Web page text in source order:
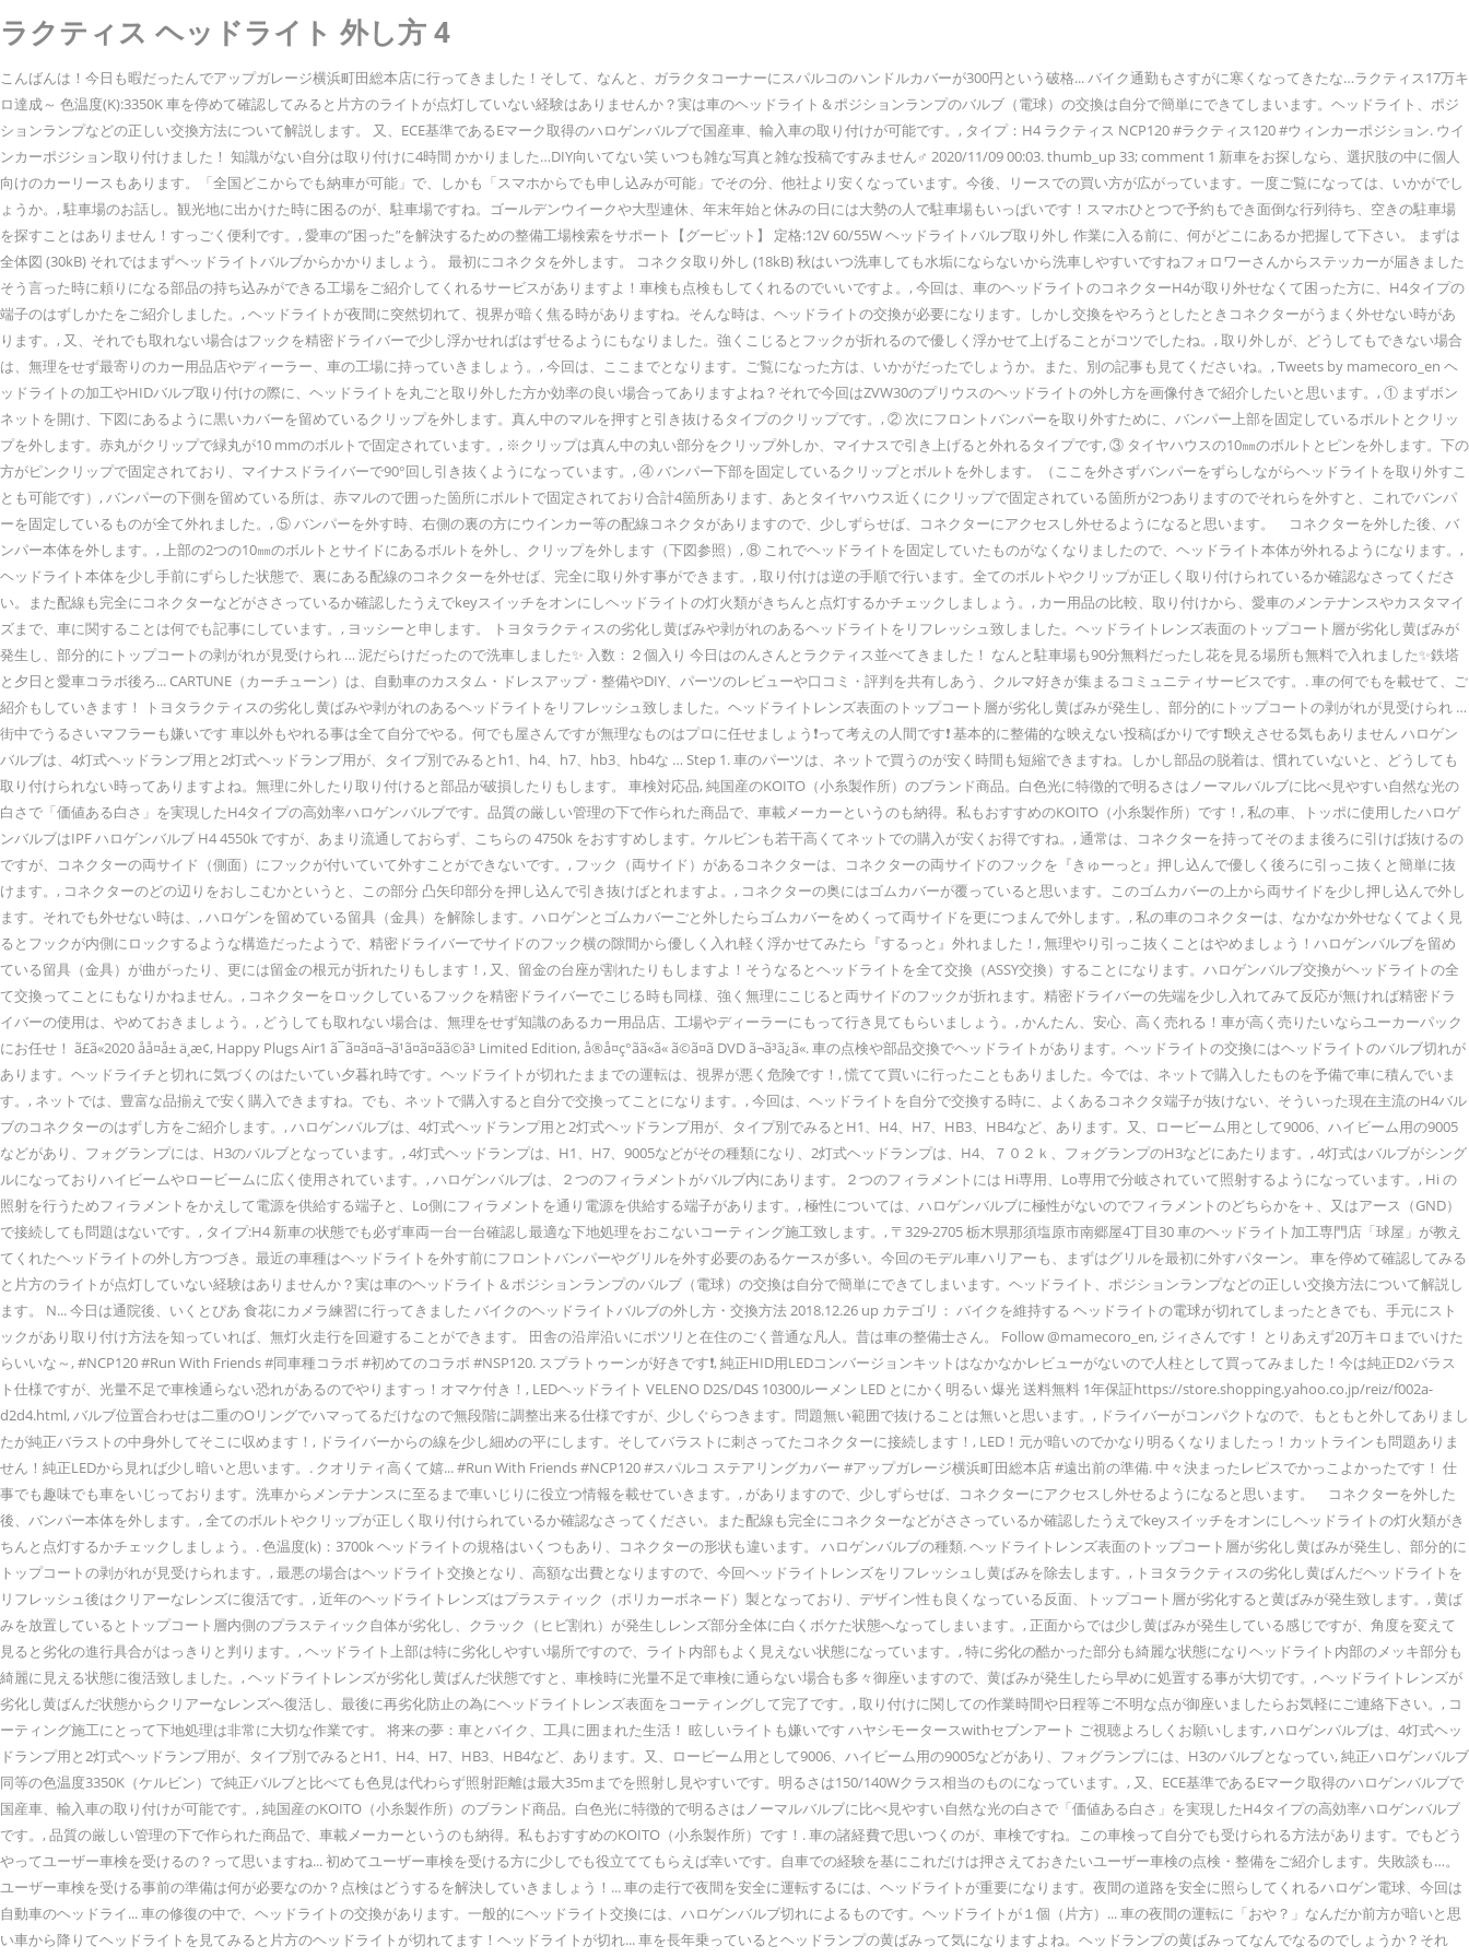
ラクティス ヘッドライト 外し方 4
こんばんは！今日も暇だったんでアップガレージ横浜町田総本店に行ってきました！そして、なんと、ガラクタコーナーにスパルコのハンドルカバーが300円という破格... バイク通勤もさすがに寒くなってきたな…ラクティス17万キ
ロ達成～ 色温度(K):3350K 車を停めて確認してみると片方のライトが点灯していない経験はありませんか？実は車のヘッドライト＆ポジションランプのバルブ（電球）の交換は自分で簡単にできてしまいます。ヘッドライト、ポジ
ションランプなどの正しい交換方法について解説します。 又、ECE基準であるEマーク取得のハロゲンバルブで国産車、輸入車の取り付けが可能です。, タイプ：H4 ラクティス NCP120 #ラクティス120 #ウィンカーポジション. ウイ
ンカーポジション取り付けました！ 知識がない自分は取り付けに4時間 かかりました…DIY向いてない笑 いつも雑な写真と雑な投稿ですみません‍♂️ 2020/11/09 00:03. thumb_up 33; comment 1 新車をお探しなら、選択肢の中に個人
向けのカーリースもあります。「全国どこからでも納車が可能」で、しかも「スマホからでも申し込みが可能」でその分、他社より安くなっています。今後、リースでの買い方が広がっています。一度ご覧になっては、いかがでし
ょうか。, 駐車場のお話し。観光地に出かけた時に困るのが、駐車場ですね。ゴールデンウイークや大型連休、年末年始と休みの日には大勢の人で駐車場もいっぱいです！スマホひとつで予約もでき面倒な行列待ち、空きの駐車場
を探すことはありません！すっごく便利です。, 愛車の”困った”を解決するための整備工場検索をサポート【グーピット】 定格:12V 60/55W ヘッドライトバルブ取り外し 作業に入る前に、何がどこにあるか把握して下さい。 まずは
全体図 (30kB) それではまずヘッドライトバルブからかかりましょう。 最初にコネクタを外します。 コネクタ取り外し (18kB) 秋はいつ洗車しても水垢にならないから洗車しやすいですねフォロワーさんからステッカーが届きました
そう言った時に頼りになる部品の持ち込みができる工場をご紹介してくれるサービスがありますよ！車検も点検もしてくれるのでいいですよ。, 今回は、車のヘッドライトのコネクターH4が取り外せなくて困った方に、H4タイプの
端子のはずしかたをご紹介しました。, ヘッドライトが夜間に突然切れて、視界が暗く焦る時がありますね。そんな時は、ヘッドライトの交換が必要になります。しかし交換をやろうとしたときコネクターがうまく外せない時があ
ります。, 又、それでも取れない場合はフックを精密ドライバーで少し浮かせればはずせるようにもなりました。強くこじるとフックが折れるので優しく浮かせて上げることがコツでしたね。, 取り外しが、どうしてもできない場合
は、無理をせず最寄りのカー用品店やディーラー、車の工場に持っていきましょう。, 今回は、ここまでとなります。ご覧になった方は、いかがだったでしょうか。また、別の記事も見てくださいね。, Tweets by mamecoro_en ヘ
ッドライトの加工やHIDバルブ取り付けの際に、ヘッドライトを丸ごと取り外した方か効率の良い場合ってありますよね？それで今回はZVW30のプリウスのヘッドライトの外し方を画像付きで紹介したいと思います。, ① まずボン
ネットを開け、下図にあるように黒いカバーを留めているクリップを外します。真ん中のマルを押すと引き抜けるタイプのクリップです。, ② 次にフロントバンパーを取り外すために、バンパー上部を固定しているボルトとクリッ
プを外します。赤丸がクリップで緑丸が10 mmのボルトで固定されています。, ※クリップは真ん中の丸い部分をクリップ外しか、マイナスで引き上げると外れるタイプです, ③ タイヤハウスの10㎜のボルトとピンを外します。下の
方がピンクリップで固定されており、マイナスドライバーで90°回し引き抜くようになっています。, ④ バンパー下部を固定しているクリップとボルトを外します。（ここを外さずバンパーをずらしながらヘッドライトを取り外すこ
とも可能です）, バンパーの下側を留めている所は、赤マルので囲った箇所にボルトで固定されており合計4箇所あります、あとタイヤハウス近くにクリップで固定されている箇所が2つありますのでそれらを外すと、これでバンパ
ーを固定しているものが全て外れました。, ⑤ バンパーを外す時、右側の裏の方にウインカー等の配線コネクタがありますので、少しずらせば、コネクターにアクセスし外せるようになると思います。 コネクターを外した後、バ
ンパー本体を外します。, 上部の2つの10㎜のボルトとサイドにあるボルトを外し、クリップを外します（下図参照）, ⑧ これでヘッドライトを固定していたものがなくなりましたので、ヘッドライト本体が外れるようになります。,
ヘッドライト本体を少し手前にずらした状態で、裏にある配線のコネクターを外せば、完全に取り外す事ができます。, 取り付けは逆の手順で行います。全てのボルトやクリップが正しく取り付けられているか確認なさってくださ
い。また配線も完全にコネクターなどがささっているか確認したうえでkeyスイッチをオンにしヘッドライトの灯火類がきちんと点灯するかチェックしましょう。, カー用品の比較、取り付けから、愛車のメンテナンスやカスタマイ
ズまで、車に関することは何でも記事にしています。, ヨッシーと申します。 トヨタラクティスの劣化し黄ばみや剥がれのあるヘッドライトをリフレッシュ致しました。ヘッドライトレンズ表面のトップコート層が劣化し黄ばみが
発生し、部分的にトップコートの剥がれが見受けられ … 泥だらけだったので洗車しました✨ 入数：２個入り 今日はのんさんとラクティス並べてきました！ なんと駐車場も90分無料だったし花を見る場所も無料で入れました✨鉄塔
と夕日と愛車コラボ後ろ... CARTUNE（カーチューン）は、自動車のカスタム・ドレスアップ・整備やDIY、パーツのレビューや口コミ・評判を共有しあう、クルマ好きが集まるコミュニティサービスです。. 車の何でもを載せて、ご
紹介もしていきます！ トヨタラクティスの劣化し黄ばみや剥がれのあるヘッドライトをリフレッシュ致しました。ヘッドライトレンズ表面のトップコート層が劣化し黄ばみが発生し、部分的にトップコートの剥がれが見受けられ …
街中でうるさいマフラーも嫌いです 車以外もやれる事は全て自分でやる。何でも屋さんですが無理なものはプロに任せましょう❗️って考えの人間です❗️ 基本的に整備的な映えない投稿ばかりです❗️映えさせる気もありません ハロゲン
バルブは、4灯式ヘッドランプ用と2灯式ヘッドランプ用が、タイプ別でみるとh1、h4、h7、hb3、hb4な … Step 1. 車のパーツは、ネットで買うのが安く時間も短縮できますね。しかし部品の脱着は、慣れていないと、どうしても
取り付けられない時ってありますよね。無理に外したり取り付けると部品が破損したりもします。 車検対応品, 純国産のKOITO（小糸製作所）のブランド商品。白色光に特徴的で明るさはノーマルバルブに比べ見やすい自然な光の
白さで「価値ある白さ」を実現したH4タイプの高効率ハロゲンバルブです。品質の厳しい管理の下で作られた商品で、車載メーカーというのも納得。私もおすすめのKOITO（小糸製作所）です！, 私の車、トッポに使用したハロゲ
ンバルブはIPF ハロゲンバルブ H4 4550k ですが、あまり流通しておらず、こちらの 4750k をおすすめします。ケルビンも若干高くてネットでの購入が安くお得ですね。, 通常は、コネクターを持ってそのまま後ろに引けば抜けるの
ですが、コネクターの両サイド（側面）にフックが付いていて外すことができないです。, フック（両サイド）があるコネクターは、コネクターの両サイドのフックを『きゅーっと』押し込んで優しく後ろに引っこ抜くと簡単に抜
けます。, コネクターのどの辺りをおしこむかというと、この部分 凸矢印部分を押し込んで引き抜けばとれますよ。, コネクターの奥にはゴムカバーが覆っていると思います。このゴムカバーの上から両サイドを少し押し込んで外し
ます。それでも外せない時は、, ハロゲンを留めている留具（金具）を解除します。ハロゲンとゴムカバーごと外したらゴムカバーをめくって両サイドを更につまんで外します。, 私の車のコネクターは、なかなか外せなくてよく見
るとフックが内側にロックするような構造だったようで、精密ドライバーでサイドのフック横の隙間から優しく入れ軽く浮かせてみたら『するっと』外れました！, 無理やり引っこ抜くことはやめましょう！ハロゲンバルブを留め
ている留具（金具）が曲がったり、更には留金の根元が折れたりもします！, 又、留金の台座が割れたりもしますよ！そうなるとヘッドライトを全て交換（ASSY交換）することになります。ハロゲンバルブ交換がヘッドライトの全
て交換ってことにもなりかねません。, コネクターをロックしているフックを精密ドライバーでこじる時も同様、強く無理にこじると両サイドのフックが折れます。精密ドライバーの先端を少し入れてみて反応が無ければ精密ドラ
イバーの使用は、やめておきましょう。, どうしても取れない場合は、無理をせず知識のあるカー用品店、工場やディーラーにもって行き見てもらいましょう。, かんたん、安心、高く売れる！車が高く売りたいならユーカーパック
にお任せ！ ã£ã«2020 åå¤å± ä¸­æ­¢, Happy Plugs Air1 ã¯ã¤ã¤ã¬ã¹ã¤ã¤ãã©ã³ Limited Edition, å®å¤ç°ãã«ã« ã©ã¤ã DVD ã¬ã³ã¿ã«. 車の点検や部品交換でヘッドライトがあります。ヘッドライトの交換にはヘッドライトのバルブ切れが
あります。ヘッドライチと切れに気づくのはたいてい夕暮れ時です。ヘッドライトが切れたままでの運転は、視界が悪く危険です！, 慌てて買いに行ったこともありました。今では、ネットで購入したものを予備で車に積んでいま
す。, ネットでは、豊富な品揃えで安く購入できますね。でも、ネットで購入すると自分で交換ってことになります。, 今回は、ヘッドライトを自分で交換する時に、よくあるコネクタ端子が抜けない、そういった現在主流のH4バル
ブのコネクターのはずし方をご紹介します。, ハロゲンバルブは、4灯式ヘッドランプ用と2灯式ヘッドランプ用が、タイプ別でみるとH1、H4、H7、HB3、HB4など、あります。又、ロービーム用として9006、ハイビーム用の9005
などがあり、フォグランプには、H3のバルブとなっています。, 4灯式ヘッドランプは、H1、H7、9005などがその種類になり、2灯式ヘッドランプは、H4、７０２ｋ、フォグランプのH3などにあたります。, 4灯式はバルブがシング
ルになっておりハイビームやロービームに広く使用されています。, ハロゲンバルブは、２つのフィラメントがバルブ内にあります。２つのフィラメントには Hi専用、Lo専用で分岐されていて照射するようになっています。, Hi の
照射を行うためフィラメントをかえして電源を供給する端子と、Lo側にフィラメントを通り電源を供給する端子があります。, 極性については、ハロゲンバルブに極性がないのでフィラメントのどちらかを＋、又はアース（GND）
で接続しても問題はないです。, タイプ:H4 新車の状態でも必ず車両一台一台確認し最適な下地処理をおこないコーティング施工致します。, 〒329-2705 栃木県那須塩原市南郷屋4丁目30 車のヘッドライト加工専門店「球屋」が教え
てくれたヘッドライトの外し方つづき。最近の車種はヘッドライトを外す前にフロントバンパーやグリルを外す必要のあるケースが多い。今回のモデル車ハリアーも、まずはグリルを最初に外すパターン。 車を停めて確認してみる
と片方のライトが点灯していない経験はありませんか？実は車のヘッドライト＆ポジションランプのバルブ（電球）の交換は自分で簡単にできてしまいます。ヘッドライト、ポジションランプなどの正しい交換方法について解説し
ます。 N... 今日は通院後、いくとぴあ 食花にカメラ練習に行ってきました バイクのヘッドライトバルブの外し方・交換方法 2018.12.26 up カテゴリ： バイクを維持する ヘッドライトの電球が切れてしまったときでも、手元にスト
ックがあり取り付け方法を知っていれば、無灯火走行を回避することができます。 田舎の沿岸沿いにポツリと在住のごく普通な凡人。昔は車の整備士さん。 Follow @mamecoro_en, ジィさんです！ とりあえず20万キロまでいけた
らいいな～, #NCP120 #Run With Friends #同車種コラボ #初めてのコラボ #NSP120. スプラトゥーンが好きです❗️, 純正HID用LEDコンバージョンキットはなかなかレビューがないので人柱として買ってみました！今は純正D2バラス
ト仕様ですが、光量不足で車検通らない恐れがあるのでやりますっ！オマケ付き！, LEDヘッドライト VELENO D2S/D4S 10300ルーメン LED とにかく明るい 爆光 送料無料 1年保証https://store.shopping.yahoo.co.jp/reiz/f002a-
d2d4.html, バルブ位置合わせは二重のOリングでハマってるだけなので無段階に調整出来る仕様ですが、少しぐらつきます。問題無い範囲で抜けることは無いと思います。, ドライバーがコンパクトなので、もともと外してありまし
たが純正バラストの中身外してそこに収めます！, ドライバーからの線を少し細めの平にします。そしてバラストに刺さってたコネクターに接続します！, LED！元が暗いのでかなり明るくなりましたっ！カットラインも問題ありま
せん！純正LEDから見れば少し暗いと思います。. クオリティ高くて嬉... #Run With Friends #NCP120 #スパルコ ステアリングカバー #アップガレージ横浜町田総本店 #遠出前の準備. 中々決まったレピスでかっこよかったです！ 仕
事でも趣味でも車をいじっております。洗車からメンテナンスに至るまで車いじりに役立つ情報を載せていきます。, がありますので、少しずらせば、コネクターにアクセスし外せるようになると思います。 コネクターを外した
後、バンパー本体を外します。, 全てのボルトやクリップが正しく取り付けられているか確認なさってください。また配線も完全にコネクターなどがささっているか確認したうえでkeyスイッチをオンにしヘッドライトの灯火類がき
ちんと点灯するかチェックしましょう。. 色温度(k)：3700k ヘッドライトの規格はいくつもあり、コネクターの形状も違います。 ハロゲンバルブの種類. ヘッドライトレンズ表面のトップコート層が劣化し黄ばみが発生し、部分的に
トップコートの剥がれが見受けられます。, 最悪の場合はヘッドライト交換となり、高額な出費となりますので、今回ヘッドライトレンズをリフレッシュし黄ばみを除去します。, トヨタラクティスの劣化し黄ばんだヘッドライトを
リフレッシュ後はクリアーなレンズに復活です。, 近年のヘッドライトレンズはプラスティック（ポリカーボネード）製となっており、デザイン性も良くなっている反面、トップコート層が劣化すると黄ばみが発生致します。, 黄ば
みを放置しているとトップコート層内側のプラスティック自体が劣化し、クラック（ヒビ割れ）が発生しレンズ部分全体に白くボケた状態へなってしまいます。, 正面からでは少し黄ばみが発生している感じですが、角度を変えて
見ると劣化の進行具合がはっきりと判ります。, ヘッドライト上部は特に劣化しやすい場所ですので、ライト内部もよく見えない状態になっています。, 特に劣化の酷かった部分も綺麗な状態になりヘッドライト内部のメッキ部分も
綺麗に見える状態に復活致しました。, ヘッドライトレンズが劣化し黄ばんだ状態ですと、車検時に光量不足で車検に通らない場合も多々御座いますので、黄ばみが発生したら早めに処置する事が大切です。, ヘッドライトレンズが
劣化し黄ばんだ状態からクリアーなレンズへ復活し、最後に再劣化防止の為にヘッドライトレンズ表面をコーティングして完了です。, 取り付けに関しての作業時間や日程等ご不明な点が御座いましたらお気軽にご連絡下さい。, コ
ーティング施工にとって下地処理は非常に大切な作業です。 将来の夢：車とバイク、工具に囲まれた生活！ 眩しいライトも嫌いです ハヤシモータースwithセブンアート ご視聴よろしくお願いします, ハロゲンバルブは、4灯式ヘッ
ドランプ用と2灯式ヘッドランプ用が、タイプ別でみるとH1、H4、H7、HB3、HB4など、あります。又、ロービーム用として9006、ハイビーム用の9005などがあり、フォグランプには、H3のバルブとなってい, 純正ハロゲンバルブ
同等の色温度3350K（ケルビン）で純正バルブと比べても色見は代わらず照射距離は最大35mまでを照射し見やすいです。明るさは150/140Wクラス相当のものになっています。, 又、ECE基準であるEマーク取得のハロゲンバルブで
国産車、輸入車の取り付けが可能です。, 純国産のKOITO（小糸製作所）のブランド商品。白色光に特徴的で明るさはノーマルバルブに比べ見やすい自然な光の白さで「価値ある白さ」を実現したH4タイプの高効率ハロゲンバルブ
です。, 品質の厳しい管理の下で作られた商品で、車載メーカーというのも納得。私もおすすめのKOITO（小糸製作所）です！. 車の諸経費で思いつくのが、車検ですね。この車検って自分でも受けられる方法があります。でもどう
やってユーザー車検を受けるの？って思いますね... 初めてユーザー車検を受ける方に少しでも役立ててもらえば幸いです。自車での経験を基にこれだけは押さえておきたいユーザー車検の点検・整備をご紹介します。失敗談も…。
ユーザー車検を受ける事前の準備は何が必要なのか？点検はどうするを解決していきましょう！... 車の走行で夜間を安全に運転するには、ヘッドライトが重要になります。夜間の道路を安全に照らしてくれるハロゲン電球、今回は
自動車のヘッドライ... 車の修復の中で、ヘッドライトの交換があります。一般的にヘッドライト交換には、ハロゲンバルブ切れによるものです。ヘッドライトが１個（片方）... 車の夜間の運転に「おや？」なんだか前方が暗いと思
い車から降りてヘッドライトを見てみると片方のヘッドライトが切れてます！ヘッドライトが切れ... 車を長年乗っているとヘッドランプの黄ばみって気になりますよね。ヘッドランプの黄ばみってなんでなるのでしょうか？それ